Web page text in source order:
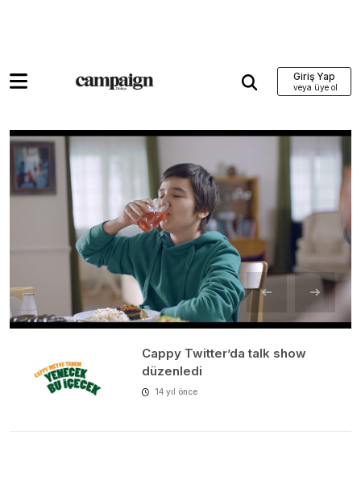
Giriş Yap
Cappy Twitter’da talk show
düzenledi
14 yıl önce